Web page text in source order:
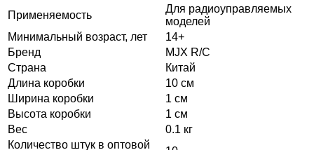
Применяемость
Для радиоуправляемых
моделей
Минимальный возраст, лет
14+
Бренд
MJX R/C
Страна
Китай
Длина коробки
10 см
Ширина коробки
1 см
Высота коробки
1 см
Вес
0.1 кг
Количество штук в оптовой